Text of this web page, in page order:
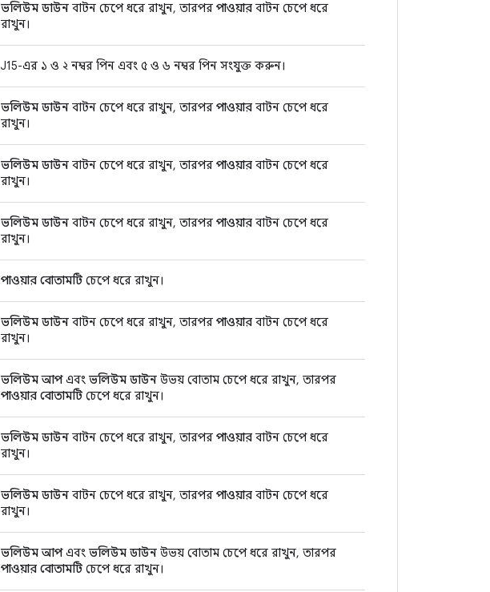
ভলিউম ডাউন বাটন চেপে ধরে রাখুন, তারপর পাওয়ার বাটন চেপে ধরে
রাখুন।
J15-এর ১ ও ২ নম্বর পিন এবং ৫ ও ৬ নম্বর পিন সংযুক্ত করুন।
ভলিউম ডাউন বাটন চেপে ধরে রাখুন, তারপর পাওয়ার বাটন চেপে ধরে
রাখুন।
ভলিউম ডাউন বাটন চেপে ধরে রাখুন, তারপর পাওয়ার বাটন চেপে ধরে
রাখুন।
ভলিউম ডাউন বাটন চেপে ধরে রাখুন, তারপর পাওয়ার বাটন চেপে ধরে
রাখুন।
পাওয়ার বোতামটি চেপে ধরে রাখুন।
ভলিউম ডাউন বাটন চেপে ধরে রাখুন, তারপর পাওয়ার বাটন চেপে ধরে
রাখুন।
ভলিউম আপএবং ভলিউম ডাউন উভয় বোতাম চেপে ধরে রাখুন, তারপর
পাওয়ার বোতামটি চেপে ধরে রাখুন।
ভলিউম ডাউন বাটন চেপে ধরে রাখুন, তারপর পাওয়ার বাটন চেপে ধরে
রাখুন।
ভলিউম ডাউন বাটন চেপে ধরে রাখুন, তারপর পাওয়ার বাটন চেপে ধরে
রাখুন।
ভলিউম আপএবং ভলিউম ডাউন উভয় বোতাম চেপে ধরে রাখুন, তারপর
পাওয়ার বোতামটি চেপে ধরে রাখুন।